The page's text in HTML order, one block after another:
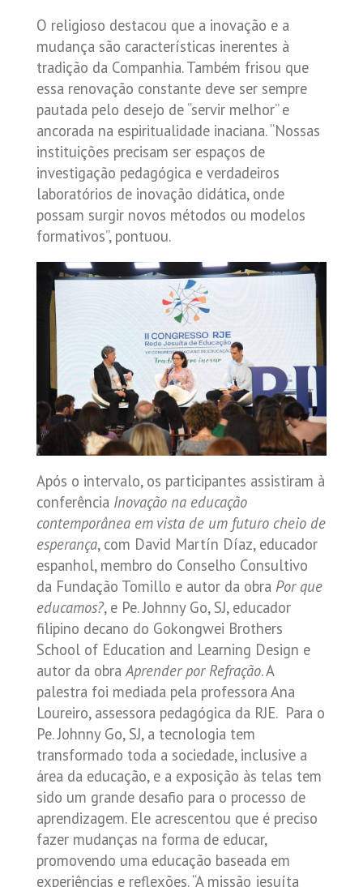
O religioso destacou que a inovação e a
mudança são características inerentes à
tradição da Companhia. Também frisou que
essa renovação constante deve ser sempre
pautada pelo desejo de “servir melhor” e
ancorada na espiritualidade inaciana. “Nossas
instituições precisam ser espaços de
investigação pedagógica e verdadeiros
laboratórios de inovação didática, onde
possam surgir novos métodos ou modelos
formativos”, pontuou.
Após o intervalo, os participantes assistiram à
conferência Inovação na educação
contemporânea em vista de um futuro cheio de
esperança, com David Martín Díaz, educador
espanhol, membro do Conselho Consultivo
da Fundação Tomillo e autor da obra Por que
educamos?, e Pe. Johnny Go, SJ, educador
filipino decano do Gokongwei Brothers
School of Education and Learning Design e
autor da obraAprender por Refração. A
palestra foi mediada pela professora Ana
Loureiro, assessora pedagógica da RJE. Para o
Pe. Johnny Go, SJ, a tecnologia tem
transformado toda a sociedade, inclusive a
área da educação, e a exposição às telas tem
sido um grande desafio para o processo de
aprendizagem. Ele acrescentou que é preciso
fazer mudanças na forma de educar,
promovendo uma educação baseada em
experiências e reflexões. “A missão jesuíta